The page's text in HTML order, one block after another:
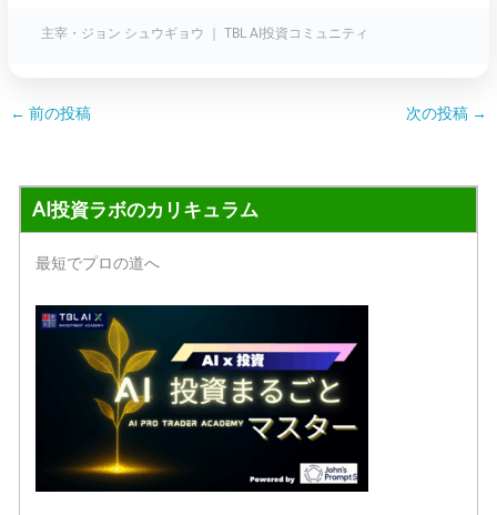
主宰・ジョン シュウギョウ ｜ TBL AI投資コミュニティ
← 前の投稿 次の投稿 →
AI投資ラボのカリキュラム
最短でプロの道へ